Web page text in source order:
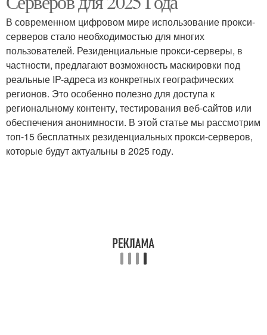
В современном цифровом мире использование прокси-
серверов стало необходимостью для многих
пользователей. Резиденциальные прокси-серверы, в
частности, предлагают возможность маскировки под
реальные IP-адреса из конкретных географических
регионов. Это особенно полезно для доступа к
региональному контенту, тестирования веб-сайтов или
обеспечения анонимности. В этой статье мы рассмотрим
топ-15 бесплатных резиденциальных прокси-серверов,
которые будут актуальны в 2025 году.